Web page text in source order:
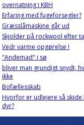
overnatning i KBH
Erfaring med fugeforsegler?
Græsslåmaskine går ud
Skjolder på rockwool efter
Vedr varme opgørelse !
"Andemad" i sø
bliver man grundigt snydt,
ikke
Bofællesskab
Hvorfor er udlejere så skide
dyr?